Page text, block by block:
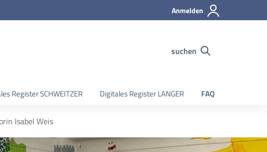
Anmelden
suchen
Register SCHWEITZER Digitales Register LANGER FAQ
Isabel Weis